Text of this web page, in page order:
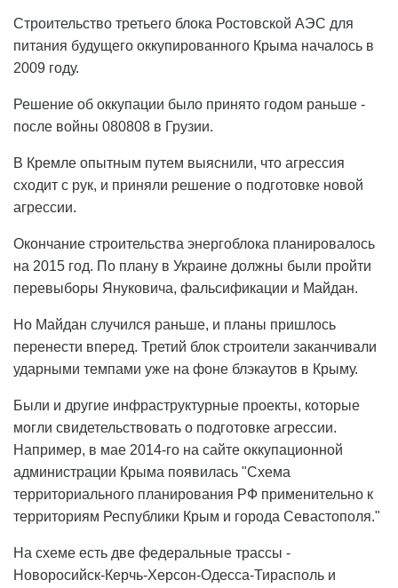
Строительство третьего блока Ростовской АЭС для
питания будущего оккупированного Крыма началось в
2009 году.
Решение об оккупации было принято годом раньше -
после войны 080808 в Грузии.
В Кремле опытным путем выяснили, что агрессия
сходит с рук, и приняли решение о подготовке новой
агрессии.
Окончание строительства энергоблока планировалось
на 2015 год. По плану в Украине должны были пройти
перевыборы Януковича, фальсификации и Майдан.
Но Майдан случился раньше, и планы пришлось
перенести вперед. Третий блок строители заканчивали
ударными темпами уже на фоне блэкаутов в Крыму.
Были и другие инфраструктурные проекты, которые
могли свидетельствовать о подготовке агрессии.
Например, в мае 2014-го на сайте оккупационной
администрации Крыма появилась "Схема
территориального планирования РФ применительно к
территориям Республики Крым и города Севастополя."
На схеме есть две федеральные трассы -
Новоросийск-Керчь-Херсон-Одесса-Тирасполь и